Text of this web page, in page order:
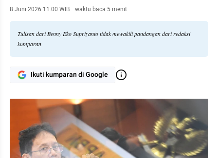
8 Juni 2026 11:00 WIB · waktu baca 5 menit
Tulisan dari Benny Eko Supriyanto tidak mewakili pandangan dari redaksi
kumparan
Ikuti kumparan di Google